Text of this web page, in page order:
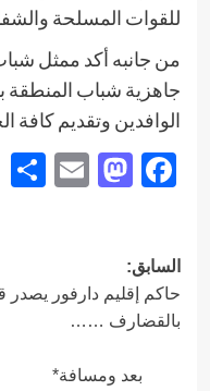
للقوات المسلحة
من جانبه أكد ممثل
جاهزية شباب المنطقة
الوافدين وتقديم كافة
Facebook
تصفّح
المقالات
السابق:
حاكم إقليم دارفور يصدر
بالقضارف ……
بعد ومسافة*